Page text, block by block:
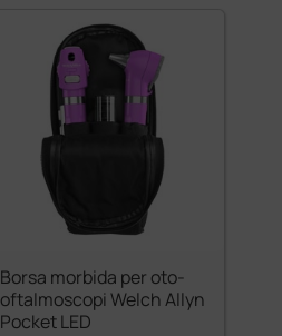
Borsa morbida per oto-
oftalmoscopi Welch Allyn
Pocket LED